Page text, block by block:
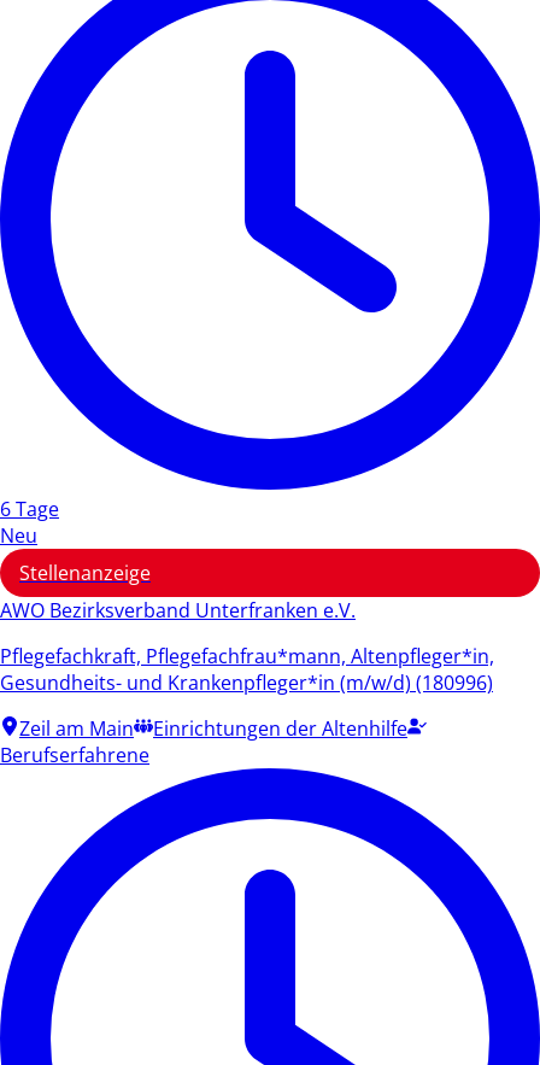
6 Tage
Neu
Stellenanzeige
AWO Bezirksverband Unterfranken e.V.
Pflegefachkraft, Pflegefachfrau*mann, Altenpfleger*in,
Gesundheits- und Krankenpfleger*in (m/w/d) (180996)
Zeil am Main
Einrichtungen der Altenhilfe
Berufserfahrene